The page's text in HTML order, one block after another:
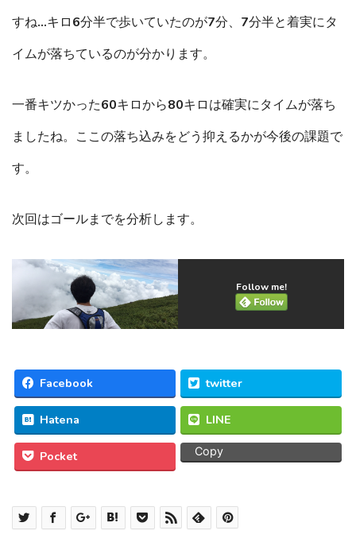
すね…キロ6分半で歩いていたのが7分、7分半と着実にタ
イムが落ちているのが分かります。
一番キツかった60キロから80キロは確実にタイムが落ち
ましたね。ここの落ち込みをどう抑えるかが今後の課題で
す。
次回はゴールまでを分析します。
Follow me!
Facebook twitter
Hatena LINE
Pocket Copy